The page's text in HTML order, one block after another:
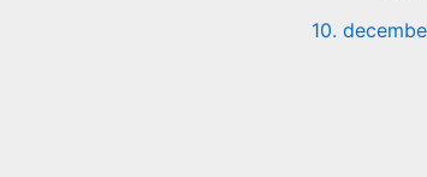
10.